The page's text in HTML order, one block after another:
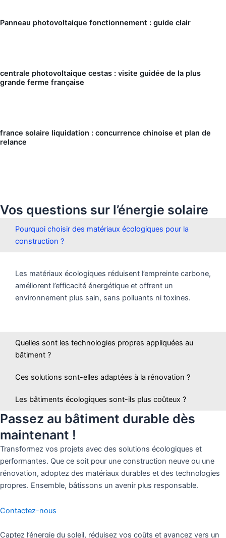
Panneau photovoltaique fonctionnement : guide clair
centrale photovoltaique cestas : visite guidée de la plus
grande ferme française
france solaire liquidation : concurrence chinoise et plan de
relance
Vos questions sur l’énergie solaire
Pourquoi choisir des matériaux écologiques pour la
construction ?
Les matériaux écologiques réduisent l’empreinte carbone,
améliorent l’efficacité énergétique et offrent un
environnement plus sain, sans polluants ni toxines.
Quelles sont les technologies propres appliquées au
bâtiment ?
Ces solutions sont-elles adaptées à la rénovation ?
Les bâtiments écologiques sont-ils plus coûteux ?
Passez au bâtiment durable dès
maintenant !
Transformez vos projets avec des solutions écologiques et
performantes. Que ce soit pour une construction neuve ou une
rénovation, adoptez des matériaux durables et des technologies
propres. Ensemble, bâtissons un avenir plus responsable.
Contactez-nous
Captez l’énergie du soleil, réduisez vos coûts et avancez vers un